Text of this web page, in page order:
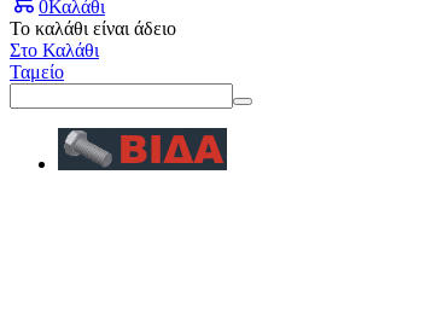
0Καλάθι
Το καλάθι είναι άδειο
Στο Καλάθι
Ταμείο